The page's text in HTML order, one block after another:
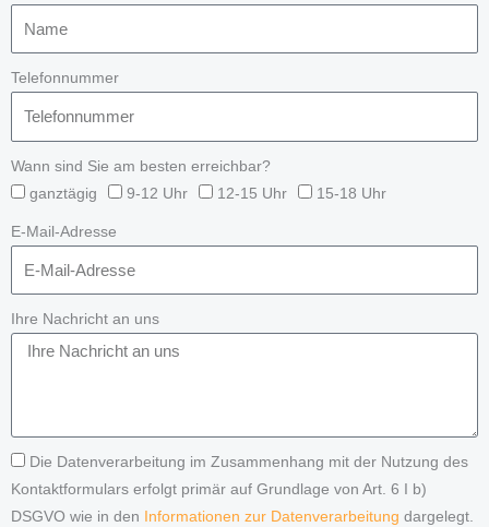
Telefonnummer
Wann sind Sie am besten erreichbar?
ganztägig
9-12 Uhr 12-15 Uhr 15-18 Uhr
E-Mail-Adresse
Ihre Nachricht an uns
Die Datenverarbeitung im Zusammenhang mit der Nutzung des
Kontaktformulars erfolgt primär auf Grundlage von Art. 6 I b)
DSGVO wie in den
Informationen zur Datenverarbeitung dargelegt.